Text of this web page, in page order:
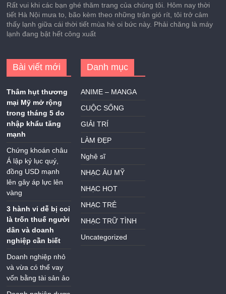
Rất vui khi các bạn ghé thăm trang của chúng tôi. Hôm nay thời
tiết Hà Nội mưa to, bão kèm theo những trận gió rít, tôi trở cảm
thấy lạnh giữa cái thời tiết mùa hè oi bức này. Phải chăng là máy
lạnh đang bật hết công xuất
Bài viết mới
Thâm hụt thương
mại Mỹ mở rộng
trong tháng 5 do
nhập khẩu tăng
mạnh
Chứng khoán châu
Á lập kỷ lục quý,
đồng USD mạnh
lên gây áp lực lên
vàng
3 hành vi dễ bị coi
là trốn thuế người
dân và doanh
nghiệp cần biết
Doanh nghiệp nhỏ
và vừa có thể vay
vốn bằng tài sản ảo
Danh mục
ANIME – MANGA
CUỘC SỐNG
GIẢI TRÍ
LÀM ĐẸP
Nghệ sĩ
NHẠC ÂU MỸ
NHẠC HOT
NHẠC TRẺ
NHẠC TRỮ TÌNH
Uncategorized